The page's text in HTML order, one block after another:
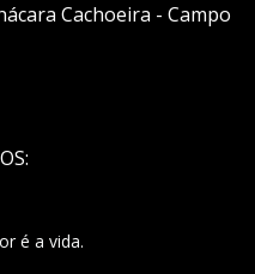
Cachoeira - Campo
é a vida.